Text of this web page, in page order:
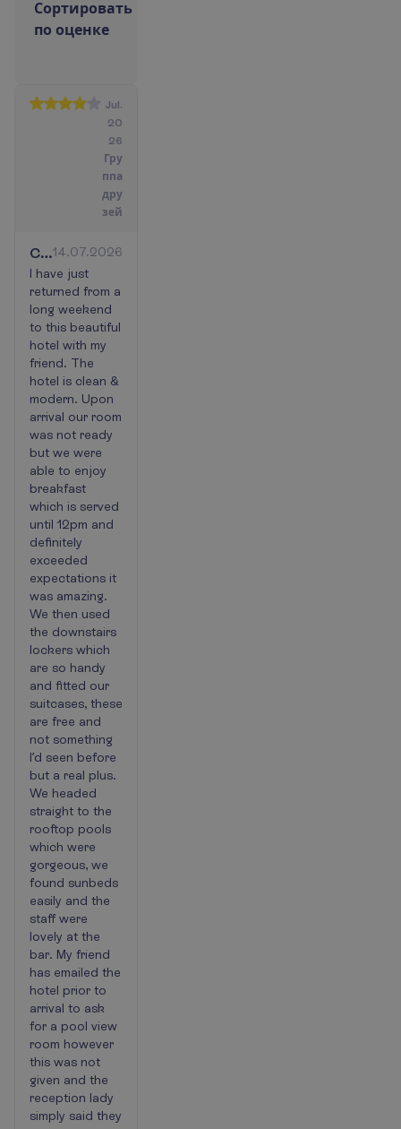
Сортировать
по оценке
Jul.
20
26
Гру
ппа
дру
зей
Clean,
Stunning
hotel,
tiny
balcony
&
far
too
loud
14.07.2026
I have just
returned from a
long weekend
to this beautiful
hotel with my
friend. The
hotel is clean &
modern. Upon
arrival our room
was not ready
but we were
able to enjoy
breakfast
which is served
until 12pm and
definitely
exceeded
expectations it
was amazing.
We then used
the downstairs
lockers which
are so handy
and fitted our
suitcases, these
are free and
not something
I’d seen before
but a real plus.
We headed
straight to the
rooftop pools
which were
gorgeous, we
found sunbeds
easily and the
staff were
lovely at the
bar. My friend
has emailed the
hotel prior to
arrival to ask
for a pool view
room however
this was not
given and the
reception lady
simply said they